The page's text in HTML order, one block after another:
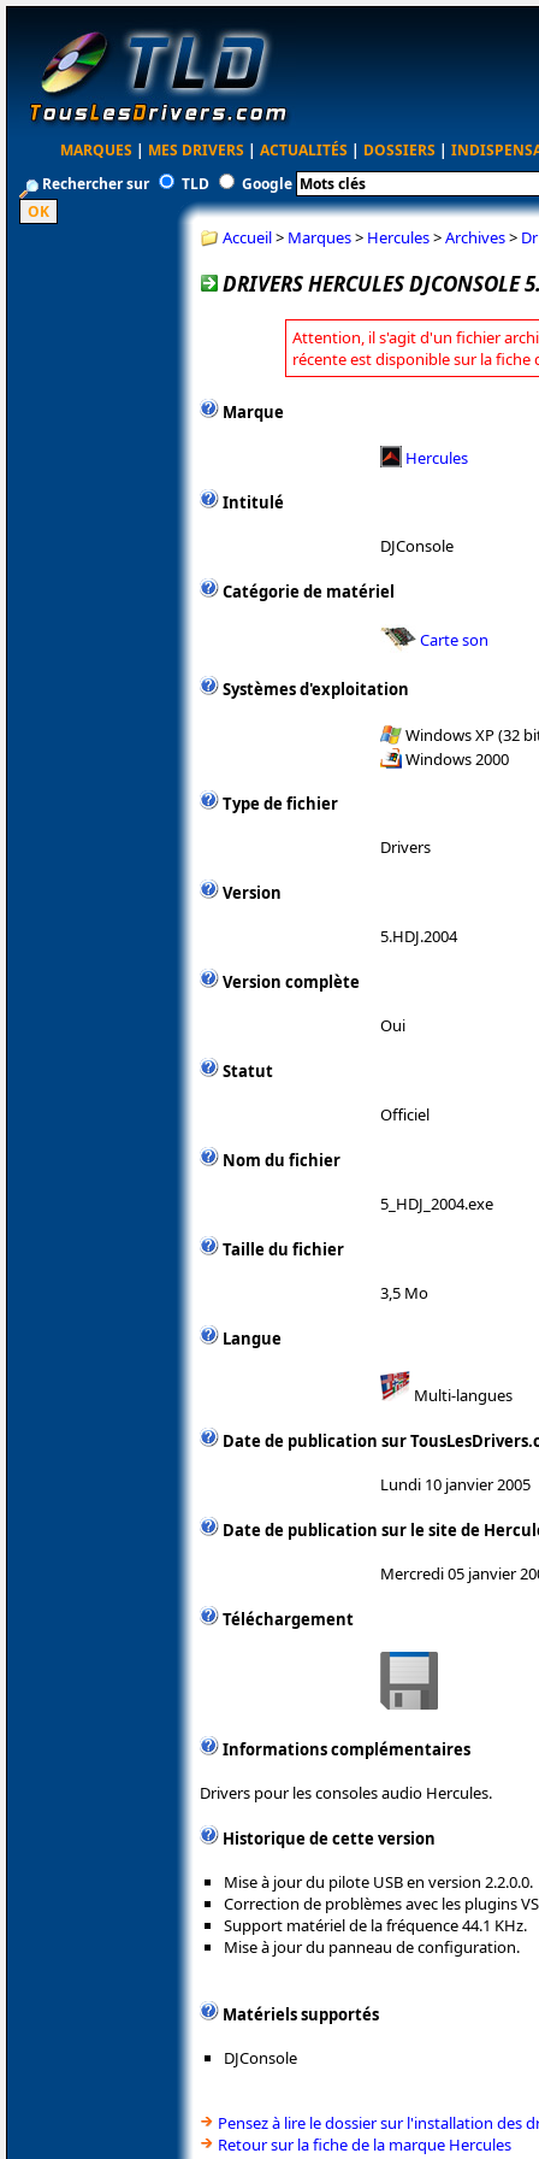
MARQUES | MES DRIVERS | ACTUALITÉS | DOSSIERS |
Rechercher sur
TLD Google
Accueil> Marques> Hercules>Archives>
DRIVERS HERCULES DJCONSOLE
Attention, il s'agit d'un fichier
récente est disponible sur la fiche
Marque
Hercules
Intitulé
DJConsole
Catégorie de matériel
Carte son
Systèmes d'exploitation
Windows XP (32
Windows 2000
Type de fichier
Drivers
Version
5.HDJ.2004
Version complète
Oui
Statut
Officiel
Nom du fichier
5_HDJ_2004.exe
Taille du fichier
3,5 Mo
Langue
Multi-langues
Date de publication sur
Lundi 10 janvier 2005
Date de publication sur le site de
Mercredi 05 janvier
Téléchargement
Informations complémentaires
Drivers pour les consoles audio Hercules.
Historique de cette version
Mise à jour du pilote USB en version 2.2.0.0.
Correction de problèmes avec les plugins
Support matériel de la fréquence 44.1 KHz.
Mise à jour du panneau de configuration.
Matériels supportés
DJConsole
Pensez à lire le dossier sur l'installation des
Retour sur la fiche de la marque Hercules